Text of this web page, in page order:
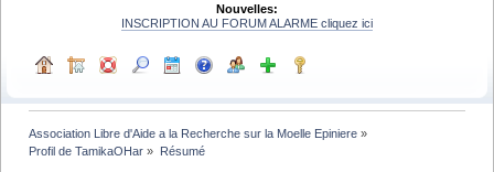
Nouvelles:
INSCRIPTION AU FORUM ALARME cliquez ici
Association Libre d'Aide a la Recherche sur la Moelle Epiniere »
Profil de TamikaOHar » Résumé